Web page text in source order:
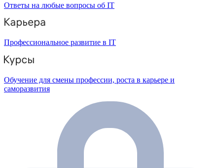
Ответы на любые вопросы об IT
Профессиональное развитие в IT
Обучение для смены профессии, роста в карьере и
саморазвития